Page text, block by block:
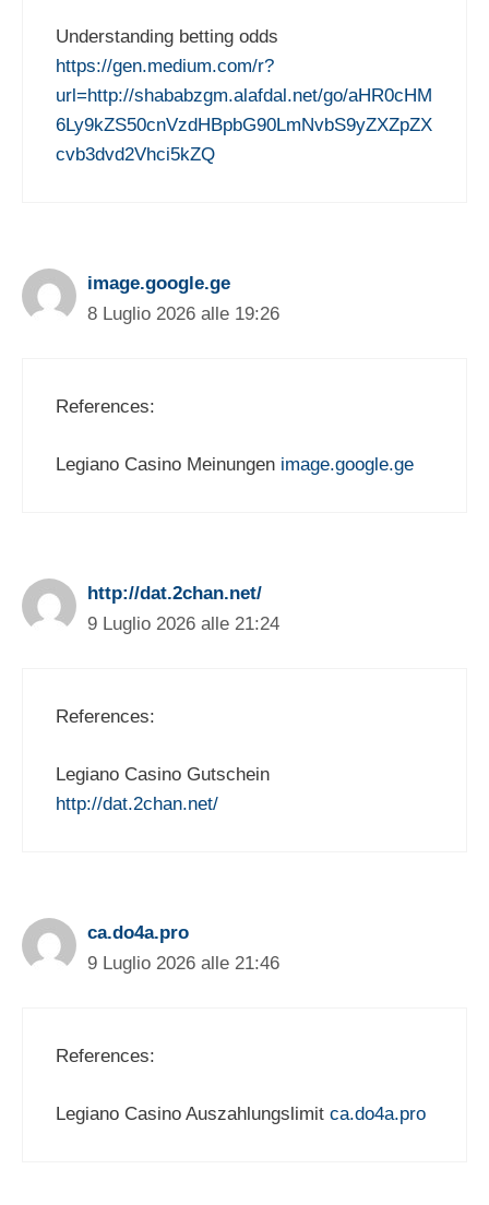
Understanding betting odds
https://gen.medium.com/r?
url=http://shababzgm.alafdal.net/go/aHR0cHM
6Ly9kZS50cnVzdHBpbG90LmNvbS9yZXZpZX
cvb3dvd2Vhci5kZQ
image.google.ge
8 Luglio 2026 alle 19:26
References:
Legiano Casino Meinungen image.google.ge
http://dat.2chan.net/
9 Luglio 2026 alle 21:24
References:
Legiano Casino Gutschein
http://dat.2chan.net/
ca.do4a.pro
9 Luglio 2026 alle 21:46
References:
Legiano Casino Auszahlungslimit ca.do4a.pro